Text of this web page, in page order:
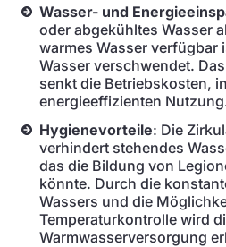
Wasser- und
oder abgekühltes Wasser
warmes Wasser verfügbar
Wasser verschwendet.
senkt die Betriebskosten,
energieeffizienten
Hygienevorteile: Die
verhindert stehendes
das die Bildung von
könnte. Durch die
Wassers und die
Temperaturkontrolle wird
Warmwasserversorgung